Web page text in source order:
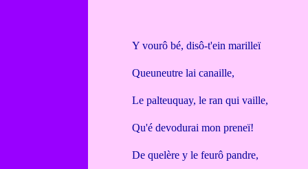
Y vourô bé, disô-t'ein marilleï
Queuneutre lai canaille,
Le palteuquay, le ran qui vaille,
Qu'é devodurai mon preneï!
De quelère y le feurô pandre,